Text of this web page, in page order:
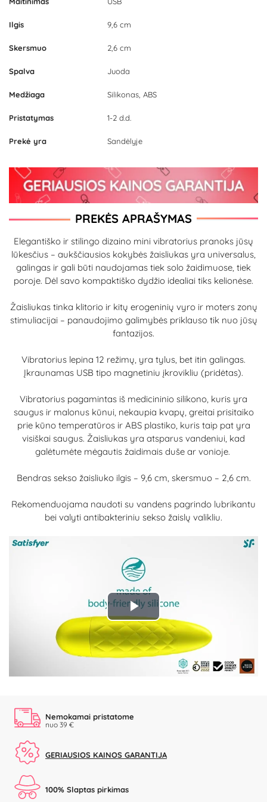
Ilgis 9,6 cm
Skersmuo 2,6 cm
Spalva Juoda
Medžiaga Silikonas, ABS
Pristatymas 1-2 d.d.
Prekė yra Sandėlyje
PREKĖS APRAŠYMAS
Elegantiško ir stilingo dizaino mini vibratorius pranoks jūsų
lūkesčius – aukščiausios kokybės žaisliukas yra universalus,
galingas ir gali būti naudojamas tiek solo žaidimuose, tiek
poroje. Dėl savo kompaktiško dydžio idealiai tiks kelionėse.
Žaisliukas tinka klitorio ir kitų erogeninių vyro ir moters zonų
stimuliacijai – panaudojimo galimybės priklauso tik nuo jūsų
fantazijos.
Vibratorius lepina 12 režimų, yra tylus, bet itin galingas.
Įkraunamas USB tipo magnetiniu įkrovikliu (pridėtas).
Vibratorius pagamintas iš medicininio silikono, kuris yra
saugus ir malonus kūnui, nekaupia kvapų, greitai prisitaiko
prie kūno temperatūros ir ABS plastiko, kuris taip pat yra
visiškai saugus. Žaisliukas yra atsparus vandeniui, kad
galėtumėte mėgautis žaidimais duše ar vonioje.
Bendras sekso žaisliuko ilgis – 9,6 cm, skersmuo – 2,6 cm.
Rekomenduojama naudoti su vandens pagrindo lubrikantu
bei valyti antibakteriniu sekso žaislų valikliu.
Play
Video
Nemokamai pristatome
nuo 39 €
GERIAUSIOS KAINOS GARANTIJA
100% Slaptas pirkimas